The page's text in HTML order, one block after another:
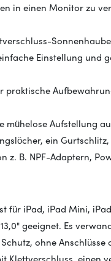
in einen Monitor zu
Einstellung und
praktische
mühelose Aufstellung
ein
z. B. NPF-Adaptern,
für iPad, iPad Mini,
geeignet. Es
ohne Anschlüsse